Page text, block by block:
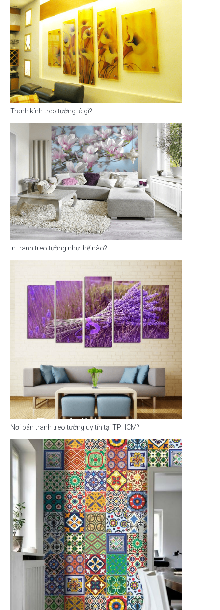
Tranh kính treo tường là gì?
In tranh treo tường như thế nào?
Nơi bán tranh treo tường uy tín tại TPHCM?